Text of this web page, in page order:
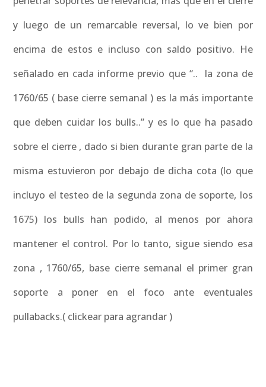
y luego de un remarcable reversal, lo ve bien por
encima de estos e incluso con saldo positivo. He
señalado en cada informe previo que “.. la zona de
1760/65 ( base cierre semanal ) es la más importante
que deben cuidar los bulls..” y es lo que ha pasado
sobre el cierre , dado si bien durante gran parte de la
misma estuvieron por debajo de dicha cota (lo que
incluyo el testeo de la segunda zona de soporte, los
1675) los bulls han podido, al menos por ahora
mantener el control. Por lo tanto, sigue siendo esa
zona , 1760/65, base cierre semanal el primer gran
soporte a poner en el foco ante eventuales
pullabacks.( clickear para agrandar )